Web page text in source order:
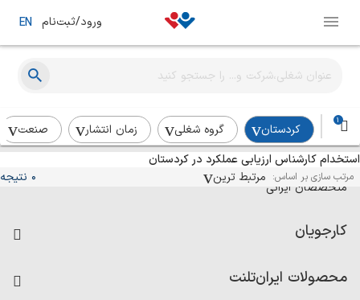
ورود/ثبت‌نام EN
1
کردستان گروه شغلی زمان انتشار
صنعت
استخدام کارشناس ارزیابی عملکرد در کردستان
مرتب سازی بر اساس: مرتبط ترین 0 نتیجه
آگهی‌های استخدام و همکاری برای
متخصصان ایرانی
کارجویان
رزومه ساز
محصولات ایران‌تلنت